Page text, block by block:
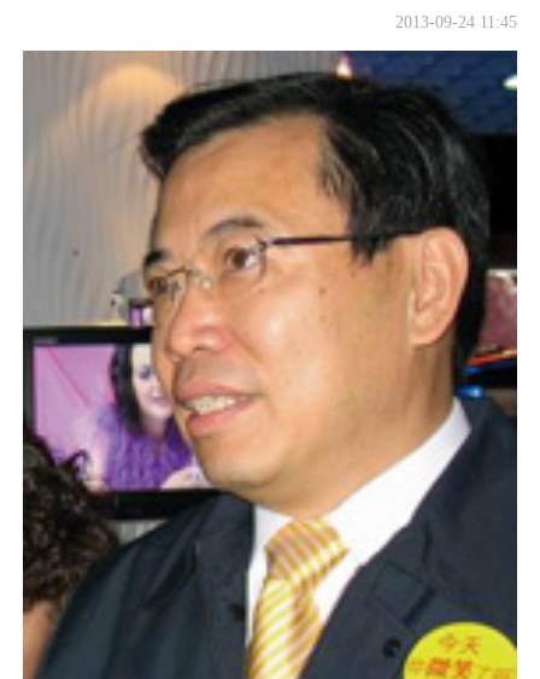
2013-09-24 11:45